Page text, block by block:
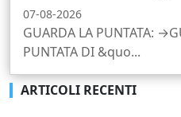
07-08-2026
GUARDA LA PUNTATA:
PUNTATA DI &quo...
ARTICOLI RECENTI